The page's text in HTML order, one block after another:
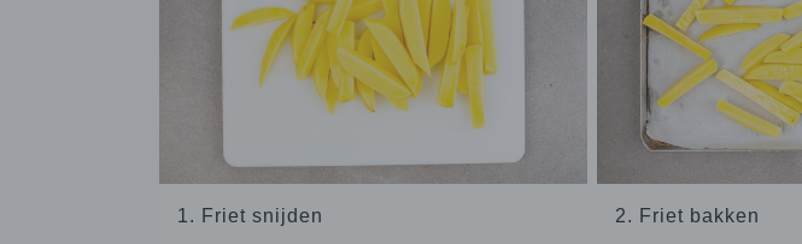
1. Friet snijden 2. Friet bakken